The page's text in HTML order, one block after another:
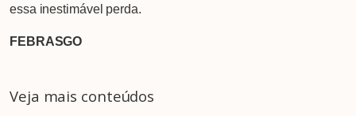
essa inestimável perda.
FEBRASGO
Veja mais conteúdos